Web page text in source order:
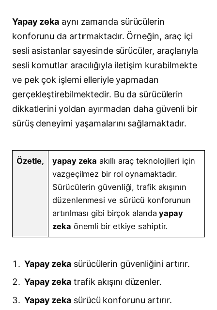
Yapay zeka aynı zamanda sürücülerin
konforunu da artırmaktadır. Örneğin, araç içi
sesli asistanlar sayesinde sürücüler, araçlarıyla
sesli komutlar aracılığıyla iletişim kurabilmekte
ve pek çok işlemi elleriyle yapmadan
gerçekleştirebilmektedir. Bu da sürücülerin
dikkatlerini yoldan ayırmadan daha güvenli bir
sürüş deneyimi yaşamalarını sağlamaktadır.
Özetle, yapay zeka akıllı araç teknolojileri için
vazgeçilmez bir rol oynamaktadır.
Sürücülerin güvenliği, trafik akışının
düzenlenmesi ve sürücü konforunun
artırılması gibi birçok alandayapay
zeka önemli bir etkiye sahiptir.
Yapay zeka sürücülerin güvenliğini artırır.
Yapay zeka trafik akışını düzenler.
Yapay zeka sürücü konforunu artırır.